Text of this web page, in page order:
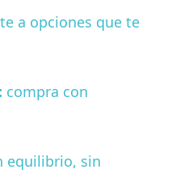
a opciones que te
compra con
equilibrio, sin